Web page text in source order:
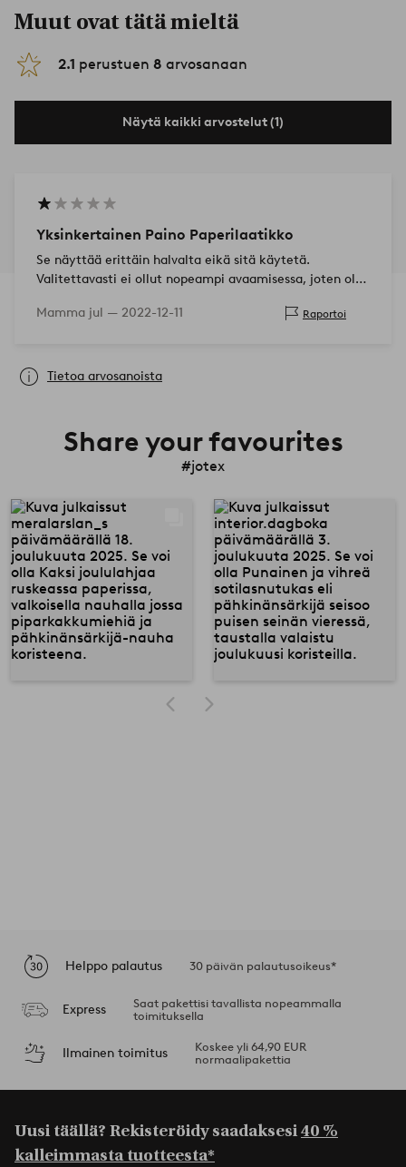
Muut ovat tätä mieltä
2.1 perustuen 8 arvosanaan
Näytä kaikki arvostelut (1)
Yksinkertainen Paino Paperilaatikko
Se näyttää erittäin halvalta eikä sitä käytetä.
Valitettavasti ei ollut nopeampi avaamisessa, joten oli
Mamma jul — 2022-12-11 Raportoi
Tietoa arvosanoista
Share your favourites
#jotex
Helppo palautus 30 päivän palautusoikeus*
Express
Saat pakettisi tavallista nopeammalla
toimituksella
Ilmainen toimitus
Koskee yli 64,90 EUR
normaalipakettia
Uusi täällä? Rekisteröidy saadaksesi40 %
kalleimmasta tuotteesta*